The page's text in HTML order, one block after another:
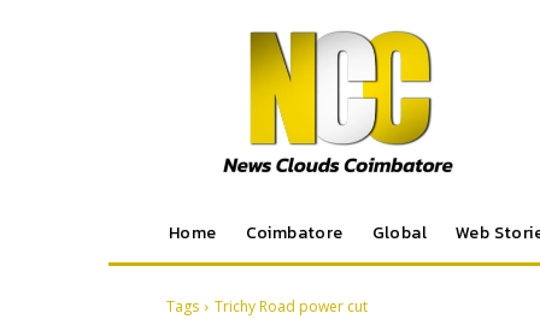
Home Coimbatore Global Web
Tags Trichy Road power cut